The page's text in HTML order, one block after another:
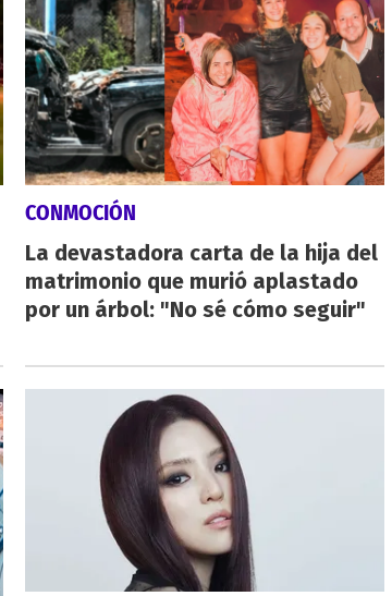
CONMOCIÓN
La devastadora carta de la hija del
matrimonio que murió aplastado
por un árbol: "No sé cómo seguir"